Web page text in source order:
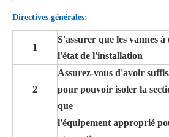
Directives générales:
1
S'assurer que les vannes
l'état de l'installation
2
Assurez-vous d'avoir
pour pouvoir isoler la
que
l'équipement approprié